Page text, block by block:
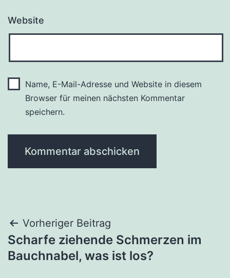
Website
Name, E-Mail-Adresse und Website in diesem
Browser für meinen nächsten Kommentar
speichern.
Beitragsnavigation
Vorheriger Beitrag
Scharfe ziehende Schmerzen im
Bauchnabel, was ist los?